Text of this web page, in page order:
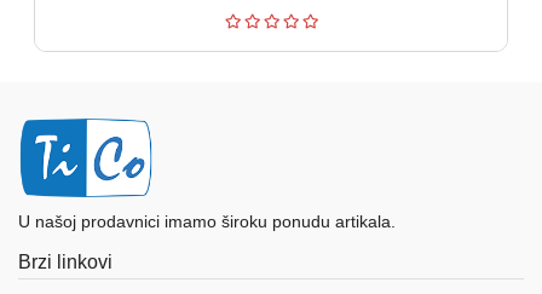
U našoj prodavnici imamo široku ponudu artikala.
Brzi linkovi